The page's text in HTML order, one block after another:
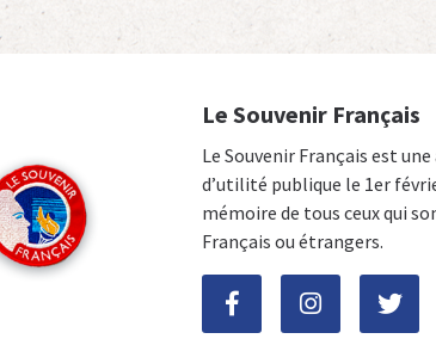
Le Souvenir Français
Le Souvenir Français est
d’utilité publique le 1er
mémoire de tous ceux qui
Français ou étrangers.